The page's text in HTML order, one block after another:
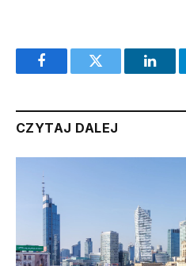
FacebookTwitter
CZYTAJ DALEJ